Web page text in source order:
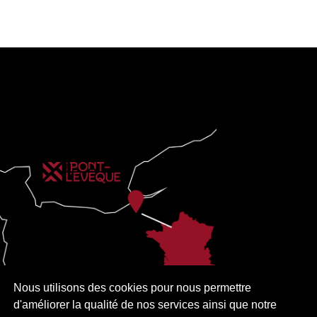
Nous utilisons des cookies pour nous permettre
d'améliorer la qualité de nos services ainsi que notre